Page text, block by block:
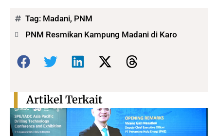
Tag: Madani, PNM
PNM Resmikan Kampung Madani di Karo
Bagikan:
Artikel Terkait